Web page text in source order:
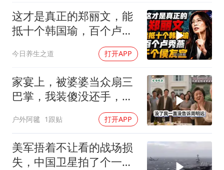
奋进开新局 实干挑大梁
这才是真正的郑丽文，能
抵十个韩国瑜，百个卢秀
今日养生之道 打开APP
家宴上，被婆婆当众扇三
巴掌，我装傻没还手，悄
悄卖别墅搬家，8天后丈
夫全家10人被新户主请出
家门
户外阿毽 1跟贴 打开APP
美军捂着不让看的战场损
失，中国卫星拍了个一清